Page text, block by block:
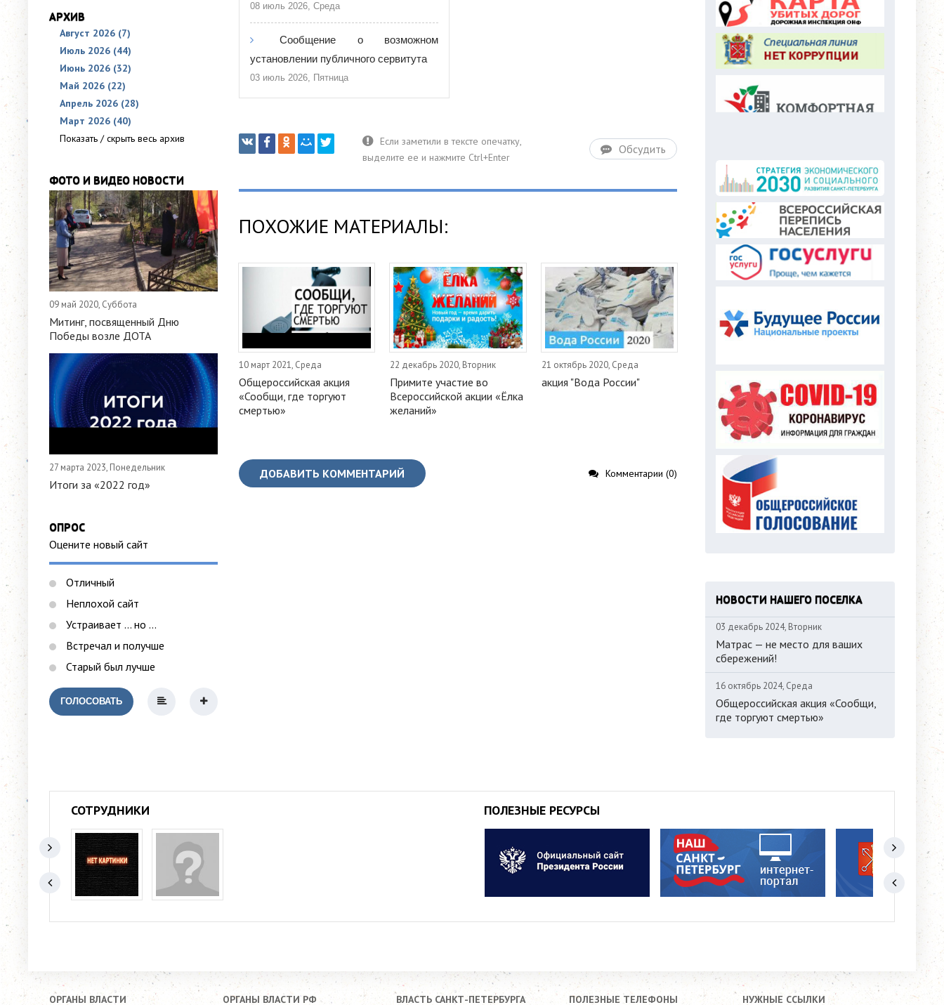
АРХИВ
Август 2026 (7)
Июль 2026 (44)
Июнь 2026 (32)
Май 2026 (22)
Апрель 2026 (28)
Март 2026 (40)
Показать / скрыть весь архив
ФОТО И ВИДЕО НОВОСТИ
09 май 2020, Суббота
Митинг, посвященный Дню
Победы возле ДОТА
27 марта 2023, Понедельник
Итоги за «2022 год»
ОПРОС
Оцените новый сайт
Отличный
Неплохой сайт
Устраивает ... но ...
Встречал и получше
Старый был лучше
ГОЛОСОВАТЬ
08 июль 2026, Среда
Сообщение о возможном
установлении публичного сервитута
03 июль 2026, Пятница
Обсудить
ПОХОЖИЕ МАТЕРИАЛЫ:
10 март 2021, Среда
Общероссийская акция
«Сообщи, где торгуют
смертью»
22 декабрь 2020, Вторник
Примите участие во
Всероссийской акции «Ёлка
желаний»
21 октябрь 2020, Среда
акция "Вода России"
ДОБАВИТЬ КОММЕНТАРИЙ Комментарии (0)
НОВОСТИ НАШЕГО ПОСЕЛКА
03 декабрь 2024, Вторник
Матрас — не место для ваших
сбережений!
16 октябрь 2024, Среда
Общероссийская акция «Сообщи,
где торгуют смертью»
СОТРУДНИКИ ПОЛЕЗНЫЕ РЕСУРСЫ
ОРГАНЫ ВЛАСТИ ОРГАНЫ ВЛАСТИ РФ ВЛАСТЬ САНКТ-ПЕТЕРБУРГА ПОЛЕЗНЫЕ ТЕЛЕФОНЫ НУЖНЫЕ ССЫЛКИ